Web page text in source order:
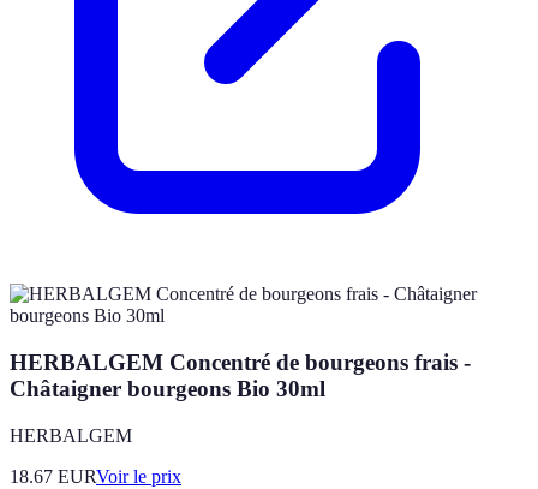
HERBALGEM Concentré de bourgeons frais -
Châtaigner bourgeons Bio 30ml
HERBALGEM
18.67 EURVoir le prix